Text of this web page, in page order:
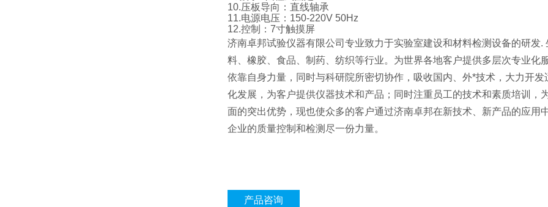
10.压板导向：直线轴承
11.电源电压：150-220V 50Hz
12.控制：7寸触摸屏
济南卓邦试验仪器有限公司专业致力于实验室建设和材料检测设备的研发
料、橡胶、食品、制药、纺织等行业。为世界各地客户提供多层次专业化
依靠自身力量，同时与科研院所密切协作，吸收国内、外*技术，大力开
化发展，为客户提供仪器技术和产品；同时注重员工的技术和素质培训，
面的突出优势，现也使众多的客户通过济南卓邦在新技术、新产品的应用
企业的质量控制和检测尽一份力量。
产品咨询